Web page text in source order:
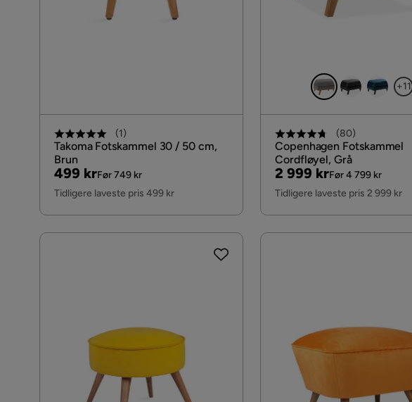
(1)
Takoma Fotskammel 30 / 50 cm,
Brun
Pris
499 kr
Original
Pris
Før 749 kr
Tidligere laveste pris 499 kr
+11
(80)
Copenhagen Fotskammel
Cordfløyel, Grå
Pris
2 999 kr
Original
Pris
Før 4 799 kr
Tidligere laveste pris 2 999 kr